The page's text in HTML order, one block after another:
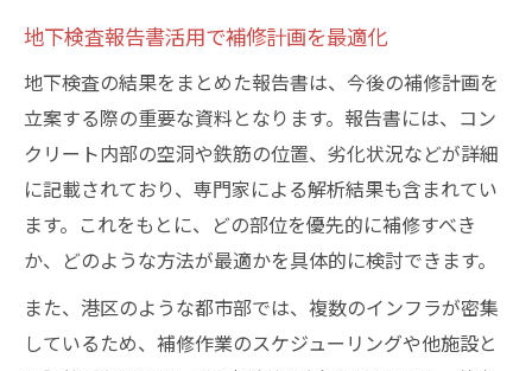
地下検査報告書活用で補修計画を最適化
地下検査の結果をまとめた報告書は、今後の補修計画を
立案する際の重要な資料となります。報告書には、コン
クリート内部の空洞や鉄筋の位置、劣化状況などが詳細
に記載されており、専門家による解析結果も含まれてい
ます。これをもとに、どの部位を優先的に補修すべき
か、どのような方法が最適かを具体的に検討できます。
また、港区のような都市部では、複数のインフラが密集
しているため、補修作業のスケジューリングや他施設と